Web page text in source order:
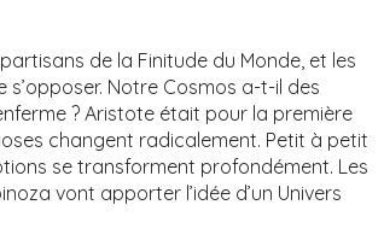
de la Finitude du Monde, et les
Notre Cosmos a-t-il des
? Aristote était pour la première
changent radicalement. Petit à petit
se transforment profondément. Les
vont apporter l’idée d’un Univers